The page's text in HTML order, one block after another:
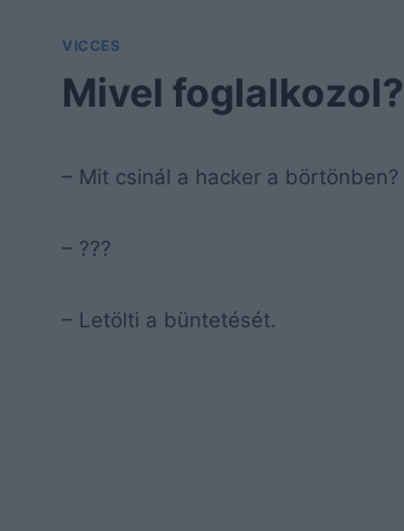
VICCES
Mivel foglalkozol?
– Mit csinál a hacker a börtönben?
– ???
– Letölti a büntetését.